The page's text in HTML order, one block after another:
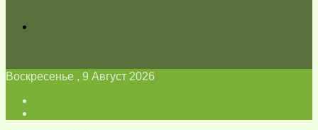
Воскресенье , 9 Август 2026